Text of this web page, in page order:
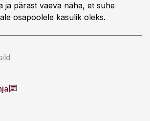
ja pärast vaeva näha, et suhe
osapoolele kasulik oleks.